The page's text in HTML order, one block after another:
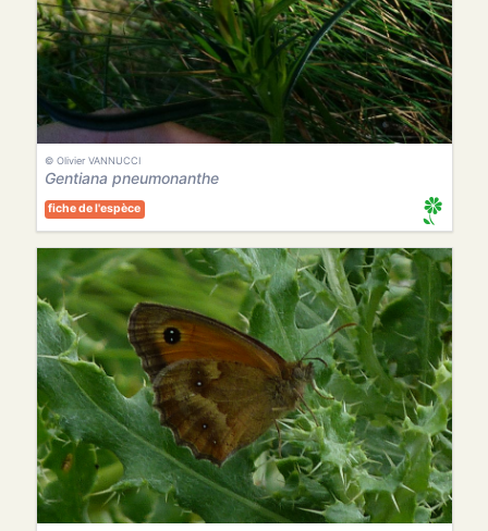
© Olivier VANNUCCI
Gentiana pneumonanthe
fiche de l'espèce